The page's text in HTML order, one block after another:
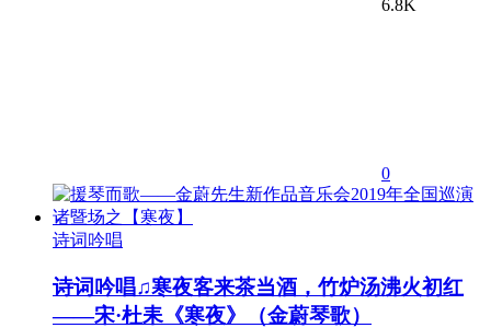
6.8K
0
诗词吟唱
诗词吟唱♫寒夜客来茶当酒，竹炉汤沸火初红
——宋·杜耒《寒夜》（金蔚琴歌）